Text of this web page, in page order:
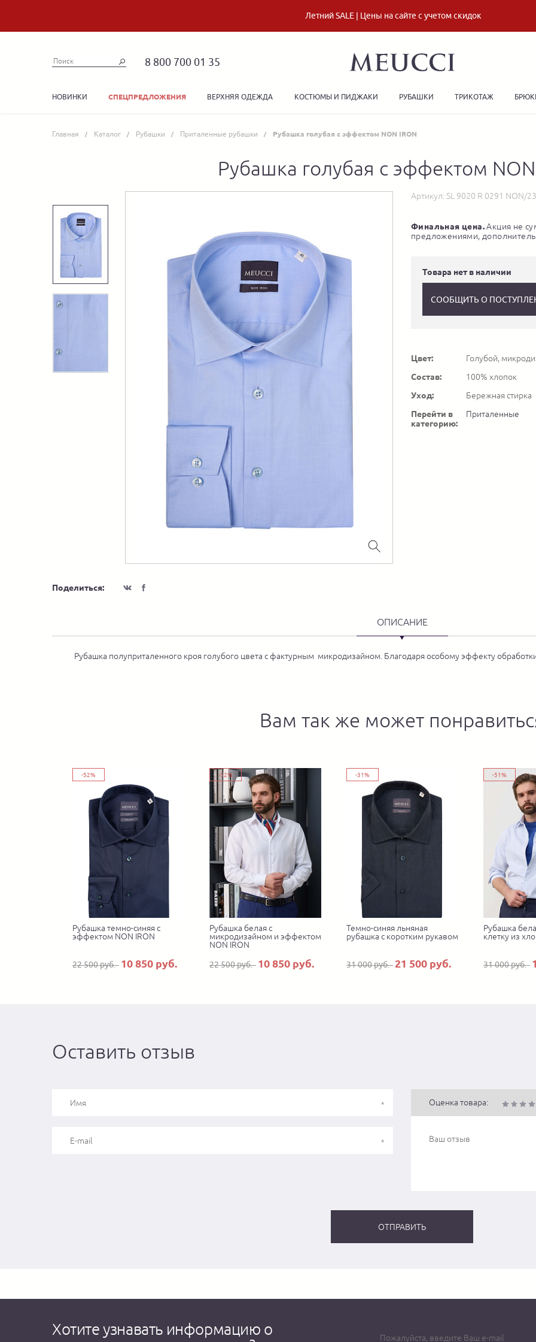
Летний SALE | Цены на сайте с учетом скидок
8 800 700 01 35
НОВИНКИ СПЕЦПРЕДЛОЖЕНИЯ ВЕРХНЯЯ ОДЕЖДА КОСТЮМЫ И ПИДЖАКИ РУБАШКИ ТРИКОТАЖ
Главная Каталог Рубашки Приталенные рубашки Рубашка голубая с эффектом NON IRON
Рубашка голубая с эффектом
Поделиться:
Артикул: SL 9020 R 0291 NON/
Финальная цена.Акция не
предложениями,
Товара нет в наличии
СООБЩИТЬ О
Цвет:
Голубой,
Состав:
100% хлопок
Уход:
Бережная стирка
Перейти в
категорию:
Приталенные
ОПИСАНИЕ
Рубашка полуприталенного кроя голубого цвета с фактурным микродизайном. Благодаря особому эффекту
Вам так же может
-52%
Рубашка темно-синяя с
эффектом NON IRON
22 500 руб. 10 850 руб.
-52%
Рубашка белая с
микродизайном и эффектом
NON IRON
22 500 руб. 10 850 руб.
-31%
Темно-синяя льняная
рубашка с коротким рукавом
31 000 руб. 21 500 руб.
-51%
Рубашка
клетку из
31 000 руб.
Оставить отзыв
Оценка товара:
Хотите узнавать информацию о